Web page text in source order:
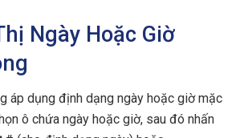
Ngày Hoặc Giờ
áp dụng định dạng ngày hoặc giờ mặc
ô chứa ngày hoặc giờ, sau đó nhấn